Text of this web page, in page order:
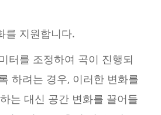
를 지원합니다.
터를 조정하여 곡이 진행되
하려는 경우, 이러한 변화를
는 대신 공간 변화를 끌어들